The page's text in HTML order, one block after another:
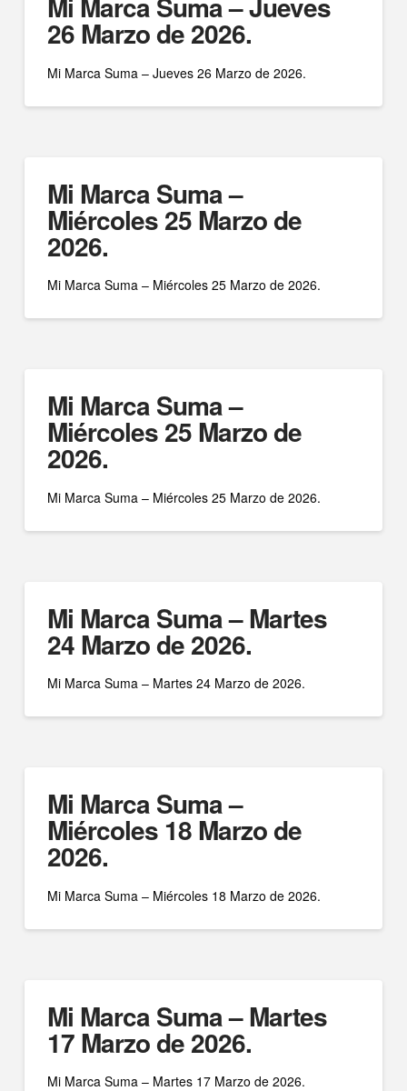
26 Marzo de 2026.
Mi Marca Suma – Jueves 26 Marzo de 2026.
Mi Marca Suma –
Miércoles 25 Marzo de
2026.
Mi Marca Suma – Miércoles 25 Marzo de 2026.
Mi Marca Suma –
Miércoles 25 Marzo de
2026.
Mi Marca Suma – Miércoles 25 Marzo de 2026.
Mi Marca Suma – Martes
24 Marzo de 2026.
Mi Marca Suma – Martes 24 Marzo de 2026.
Mi Marca Suma –
Miércoles 18 Marzo de
2026.
Mi Marca Suma – Miércoles 18 Marzo de 2026.
Mi Marca Suma – Martes
17 Marzo de 2026.
Mi Marca Suma – Martes 17 Marzo de 2026.